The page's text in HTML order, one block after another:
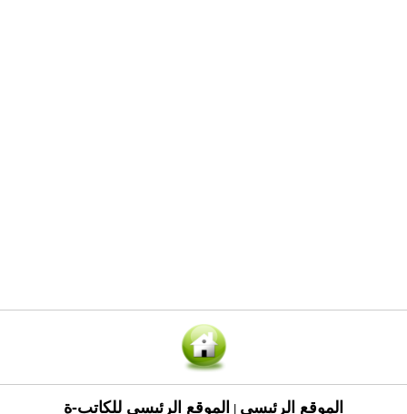
الموقع الرئيسي الموقع الرئيسي للكاتب-ة